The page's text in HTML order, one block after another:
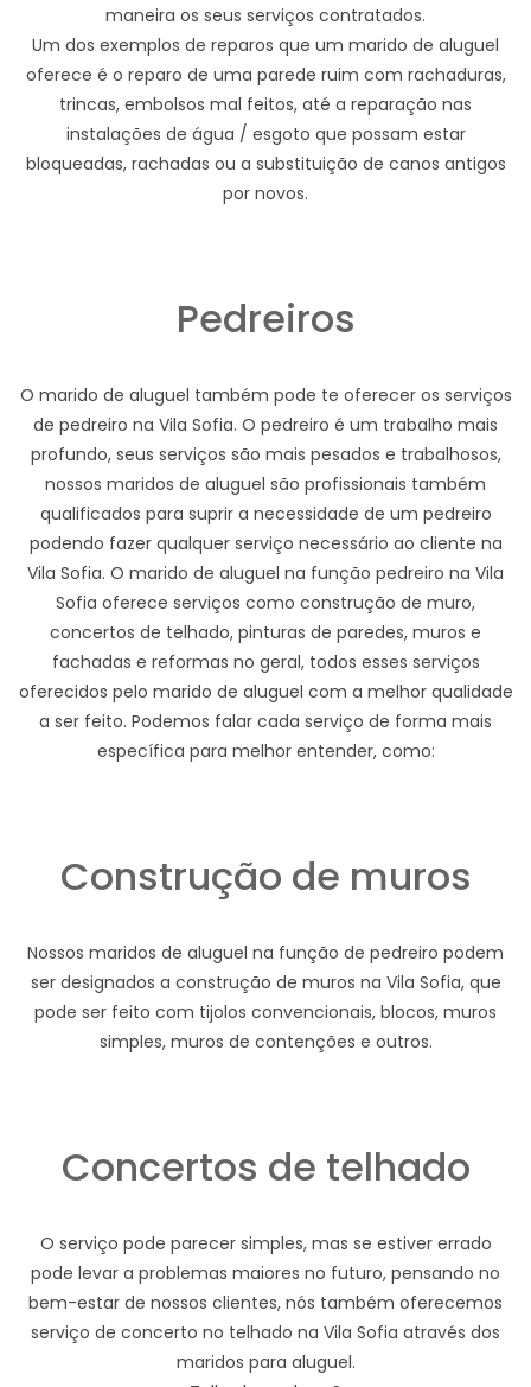
maneira os seus serviços contratados.
Um dos exemplos de reparos que um marido de aluguel
oferece é o reparo de uma parede ruim com rachaduras,
trincas, embolsos mal feitos, até a reparação nas
instalações de água / esgoto que possam estar
bloqueadas, rachadas ou a substituição de canos antigos
por novos.
Pedreiros
O marido de aluguel também pode te oferecer os serviços
de pedreiro na Vila Sofia. O pedreiro é um trabalho mais
profundo, seus serviços são mais pesados e trabalhosos,
nossos maridos de aluguel são profissionais também
qualificados para suprir a necessidade de um pedreiro
podendo fazer qualquer serviço necessário ao cliente na
Vila Sofia. O marido de aluguel na função pedreiro na Vila
Sofia oferece serviços como construção de muro,
concertos de telhado, pinturas de paredes, muros e
fachadas e reformas no geral, todos esses serviços
oferecidos pelo marido de aluguel com a melhor qualidade
a ser feito. Podemos falar cada serviço de forma mais
específica para melhor entender, como:
Construção de muros
Nossos maridos de aluguel na função de pedreiro podem
ser designados a construção de muros na Vila Sofia, que
pode ser feito com tijolos convencionais, blocos, muros
simples, muros de contenções e outros.
Concertos de telhado
O serviço pode parecer simples, mas se estiver errado
pode levar a problemas maiores no futuro, pensando no
bem-estar de nossos clientes, nós também oferecemos
serviço de concerto no telhado na Vila Sofia através dos
maridos para aluguel.